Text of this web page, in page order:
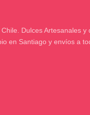
Dulces Artesanales y
en Santiago y envíos a